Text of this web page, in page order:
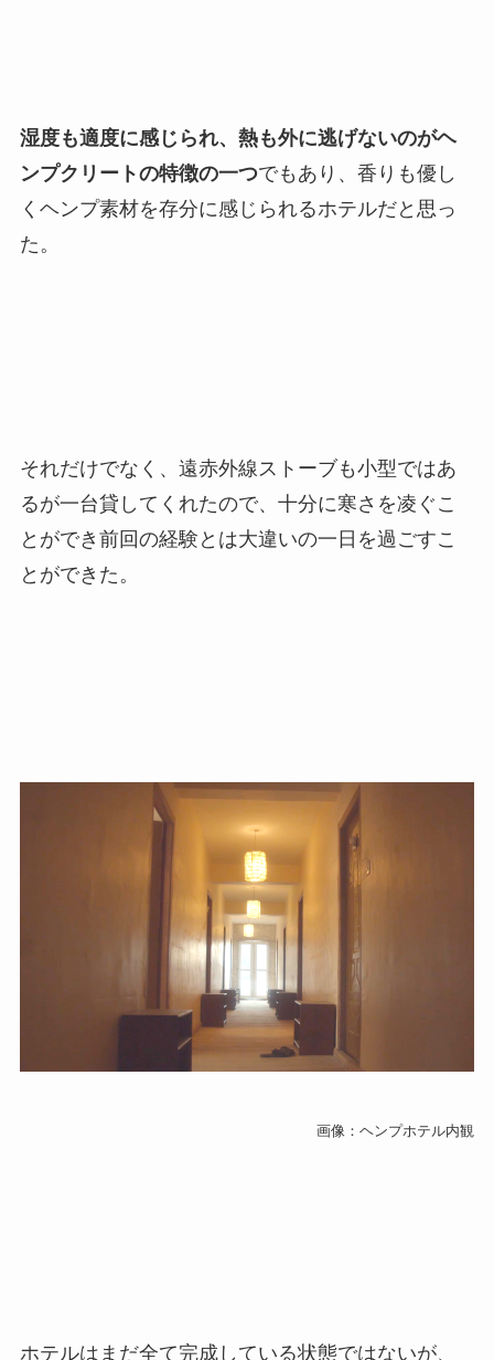
湿度も適度に感じられ、熱も外に逃げないのがヘ
ンプクリートの特徴の一つでもあり、香りも優し
くヘンプ素材を存分に感じられるホテルだと思っ
た。
それだけでなく、遠赤外線ストーブも小型ではあ
るが一台貸してくれたので、十分に寒さを凌ぐこ
とができ前回の経験とは大違いの一日を過ごすこ
とができた。
画像：ヘンプホテル内観
ホテルはまだ全て完成している状態ではないが、